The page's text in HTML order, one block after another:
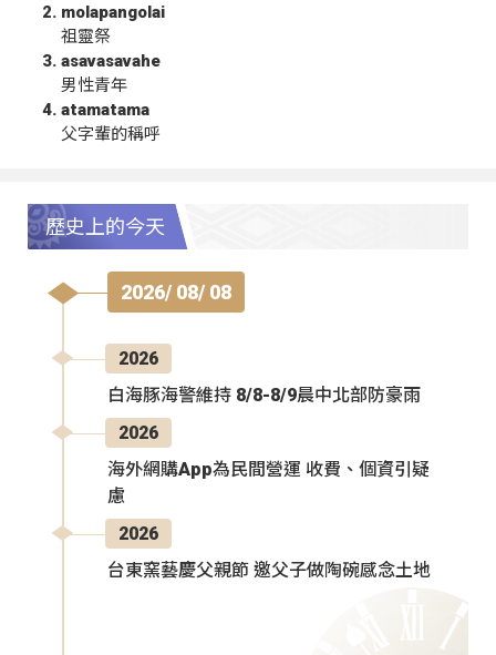
molapangolai
祖靈祭
asavasavahe
男性青年
atamatama
父字輩的稱呼
歷史上的今天
2026/ 08/ 08
2026
白海豚海警維持 8/8-8/9晨中北部防豪雨
2026
海外網購App為民間營運 收費、個資引疑
慮
2026
台東窯藝慶父親節 邀父子做陶碗感念土地